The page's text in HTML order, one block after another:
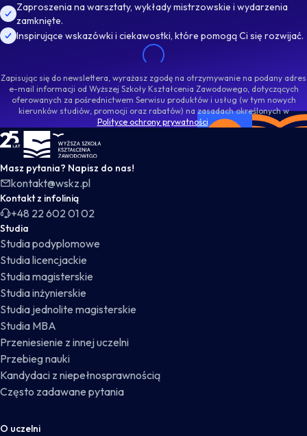
Zaproszenia na warsztaty, wykłady mistrzowskie i wydarzenia
zamknięte.
Inspirujące wskazówki i ciekawostki, które pomogą Ci się rozwijać.
Zapisując się do newslettera, wyrażasz zgodę na otrzymywanie na podany adres
e-mail informacji od Wyższej Szkoły Kształcenia Zawodowego, dotyczących
oferowanych za pośrednictwem Serwisu produktów i usług (w tym nowych
kierunków studiów, promocji oraz rabatów) na zasadach określonych w
Polityce ochrony prywatności.
WSKZ - strona główna
Masz pytania? Napisz do nas!
kontakt@wskz.pl
Kontakt z infolinią
+48 22 602 01 02
Studia
Studia podyplomowe
Studia licencjackie
Studia magisterskie
Studia inżynierskie
Studia jednolite magisterskie
Studia MBA
Przeniesienie z innej uczelni
Przebieg nauki
Kandydaci z niepełnosprawnością
Często zadawane pytania
O uczelni